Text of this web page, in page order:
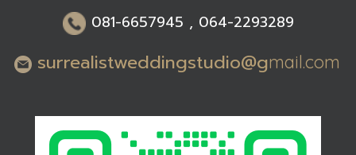
081-6657945 , 064-2293289
surrealistweddingstudio@gmail.com